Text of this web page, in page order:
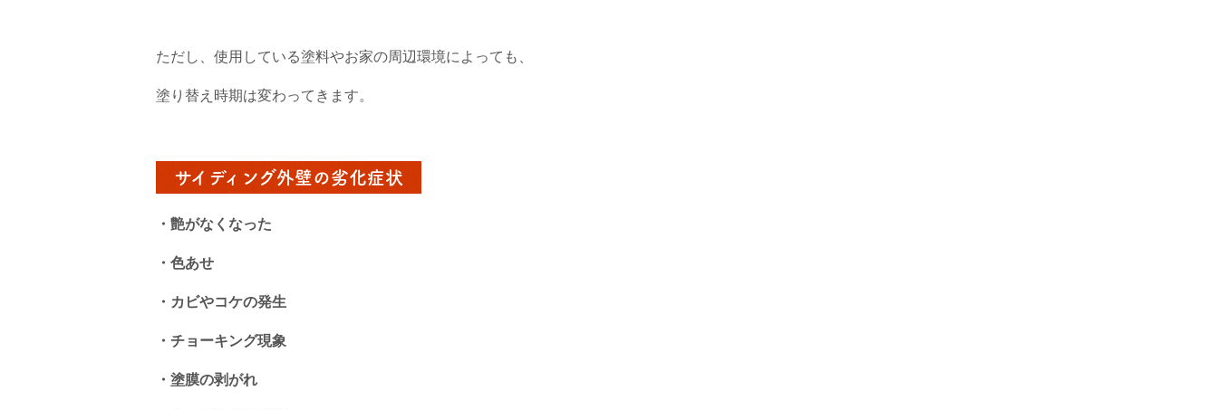
ただし、使用している塗料やお家の周辺環境によっても、
塗り替え時期は変わってきます。
サイディング外壁の劣化症状
・艶がなくなった
・色あせ
・カビやコケの発生
・チョーキング現象
・塗膜の剥がれ